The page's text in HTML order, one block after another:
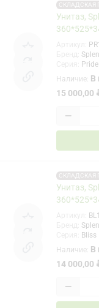
СКЛАДСКАЯ
Унитаз,
Pride
Наличие: В
15 000,00
−
СКЛАДСКАЯ
Унитаз,
Bliss
Наличие: В
14 000,00
−